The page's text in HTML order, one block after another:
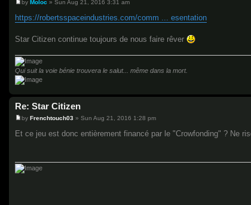
P
o
s
by Moloc » Sun Aug 21, 2016 3:31 am
https://robertsspaceindustries.com/comm ... esentation
Star Citizen continue toujours de nous faire rêver
Qui suit la voie bénie trouvera le salut... même dans la mort.
Re: Star Citizen
P
s
by Frenchtouch03 » Sun Aug 21, 2016 1:28 pm
Et ce jeu est donc entièrement financé par le "Crowfonding" ? Ne